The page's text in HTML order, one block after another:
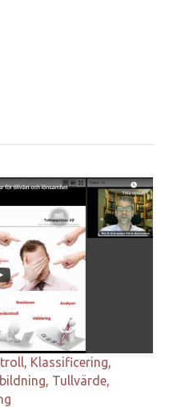
Klassificering
Tullvärde